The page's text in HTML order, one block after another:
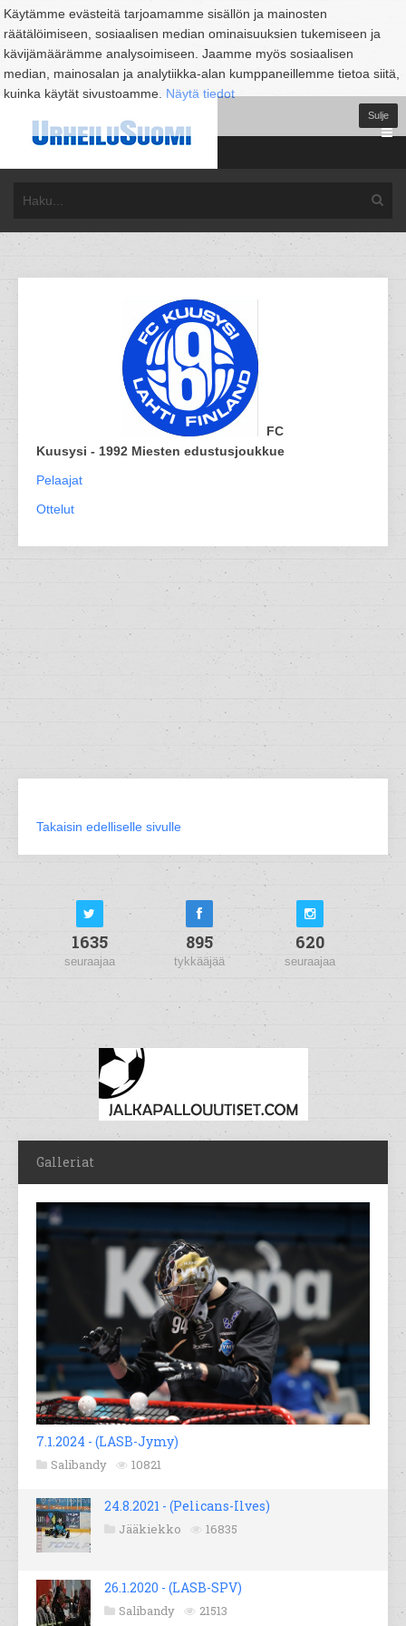
Käytämme evästeitä tarjoamamme sisällön ja mainosten
räätälöimiseen, sosiaalisen median ominaisuuksien tukemiseen ja
kävijämäärämme analysoimiseen. Jaamme myös sosiaalisen
median, mainosalan ja analytiikka-alan kumppaneillemme tietoa siitä,
kuinka käytät sivustoamme. Näytä tiedot
Sulje
FC
Kuusysi - 1992 Miesten edustusjoukkue
Pelaajat
Ottelut
Takaisin edelliselle sivulle
1635
seuraajaa
895
tykkääjää
620
seuraajaa
Galleriat
7.1.2024 - (LASB-Jymy)
Salibandy 10821
24.8.2021 - (Pelicans-Ilves)
Jääkiekko 16835
26.1.2020 - (LASB-SPV)
Salibandy 21513